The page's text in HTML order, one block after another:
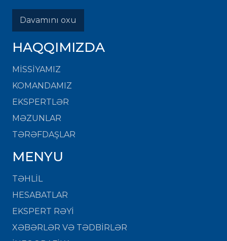
Davamını oxu
HAQQIMIZDA
MISSIYAMIZ
KOMANDAMIZ
EKSPERTLƏR
MƏZUNLAR
TƏRƏFDAŞLAR
MENYU
TƏHLİL
HESABATLAR
EKSPERT RƏYİ
XƏBƏRLƏR VƏ TƏDBİRLƏR